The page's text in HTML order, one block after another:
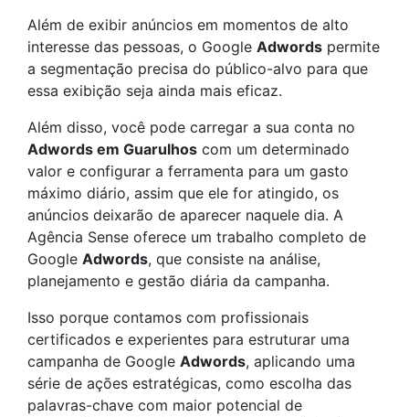
Além de exibir anúncios em momentos de alto
interesse das pessoas, o Google Adwords permite
a segmentação precisa do público-alvo para que
essa exibição seja ainda mais eficaz.
Além disso, você pode carregar a sua conta no
Adwords em Guarulhos com um determinado
valor e configurar a ferramenta para um gasto
máximo diário, assim que ele for atingido, os
anúncios deixarão de aparecer naquele dia. A
Agência Sense oferece um trabalho completo de
Google Adwords, que consiste na análise,
planejamento e gestão diária da campanha.
Isso porque contamos com profissionais
certificados e experientes para estruturar uma
campanha de Google Adwords, aplicando uma
série de ações estratégicas, como escolha das
palavras-chave com maior potencial de